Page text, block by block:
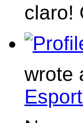
claro!
wrote